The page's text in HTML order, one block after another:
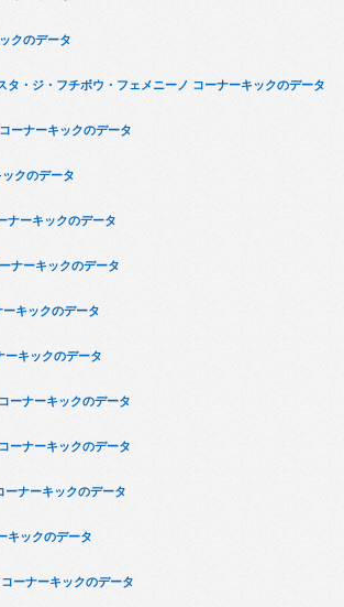
クのデータ
タ・ジ・フチボウ・フェメニーノ コーナーキックのデータ
ーナーキックのデータ
クのデータ
ーキックのデータ
ナーキックのデータ
キックのデータ
キックのデータ
ナーキックのデータ
ナーキックのデータ
ナーキックのデータ
キックのデータ
ーナーキックのデータ